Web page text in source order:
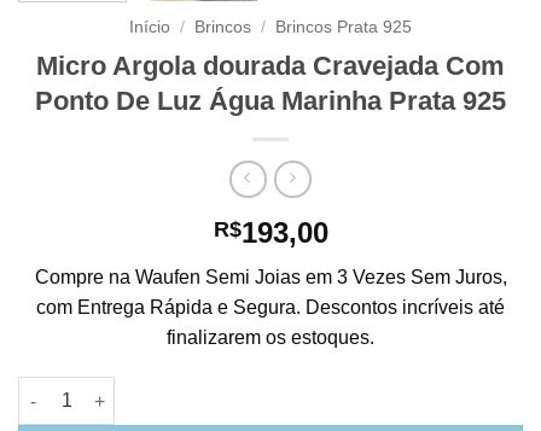
Início / Brincos / Brincos Prata 925
Micro Argola dourada Cravejada Com
Ponto De Luz Água Marinha Prata 925
R$193,00
Compre na Waufen Semi Joias em 3 Vezes Sem Juros,
com Entrega Rápida e Segura. Descontos incríveis até
finalizarem os estoques.
Micro Argola dourada Cravejada Com Ponto De Luz Água